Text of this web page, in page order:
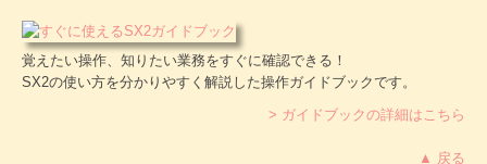
覚えたい操作、知りたい業務をすぐに確認できる！
SX2の使い方を分かりやすく解説した操作ガイドブックです。
> ガイドブックの詳細はこちら
▲ 戻る